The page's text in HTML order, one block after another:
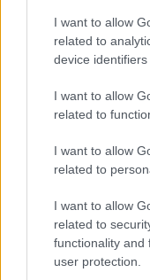
I want to allow
related to
device identifiers
I want to allow
related to
I want to allow
related to
I want to allow
related to
functionality and
user protection.
08·08·2026
Η «ληστεία του
σήμα που